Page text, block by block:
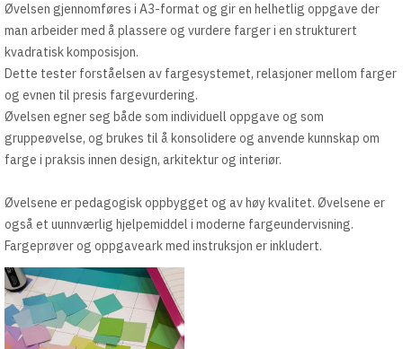
Øvelsen gjennomføres i A3-format og gir en helhetlig oppgave der
man arbeider med å plassere og vurdere farger i en strukturert
kvadratisk komposisjon.
Dette tester forståelsen av fargesystemet, relasjoner mellom farger
og evnen til presis fargevurdering.
Øvelsen egner seg både som individuell oppgave og som
gruppeøvelse, og brukes til å konsolidere og anvende kunnskap om
farge i praksis innen design, arkitektur og interiør.
Øvelsene er pedagogisk oppbygget og av høy kvalitet. Øvelsene er
også et uunnværlig hjelpemiddel i moderne fargeundervisning.
Fargeprøver og oppgaveark med instruksjon er inkludert.